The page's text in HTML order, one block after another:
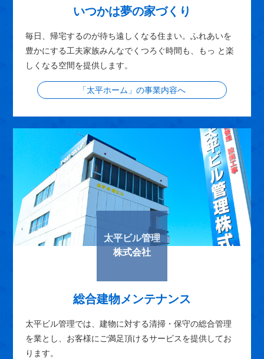
いつかは夢の家づくり
毎日、帰宅するのが待ち遠しくなる住まい。ふれあいを
豊かにする工夫家族みんなでくつろぐ時間も、もっ と楽
しくなる空間を提供します。
「太平ホーム」の事業内容へ
太平ビル管理
株式会社
総合建物メンテナンス
太平ビル管理では、建物に対する清掃・保守の総合管理
を業とし、お客様にご満足頂けるサービスを提供してお
ります。